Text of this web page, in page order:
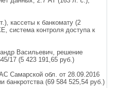
кассеты к банкомату (2
система контроля доступа к
Васильевич, решение
17 (5 423 191,65 руб.)
Самарской обл. от 28.09.2016
банкротства (69 584 525,54 руб.)